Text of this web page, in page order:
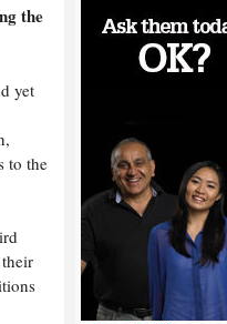
the
yet
to the